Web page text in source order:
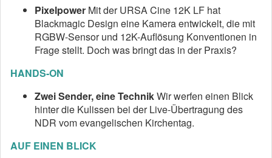
Pixelpower Mit der URSA Cine 12K LF hat
Blackmagic Design eine Kamera entwickelt, die mit
RGBW-Sensor und 12K-Auflösung Konventionen in
Frage stellt. Doch was bringt das in der Praxis?
HANDS-ON
Zwei Sender, eine TechnikWir werfen einen Blick
hinter die Kulissen bei der Live-Übertragung des
NDR vom evangelischen Kirchentag.
AUF EINEN BLICK